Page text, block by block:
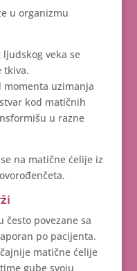
u organizmu
veka se
tkiva.
momenta uzimanja
kod matičnih
u razne
na matične ćelije iz
često povezane sa
po pacijenta.
matične ćelije
gube svoju